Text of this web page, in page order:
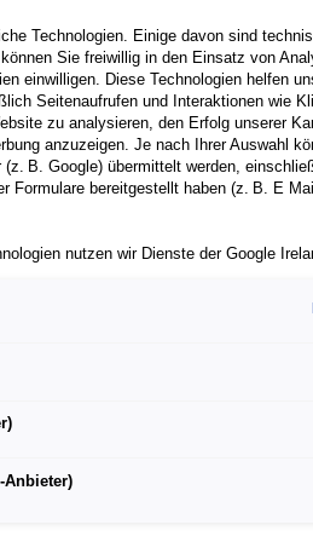
– die
Škoda Palette und überzeugt
Preis-Leistungs-
mit modernen und
in Mladá Boleslav
Technologien. Einige davon sind
Sie freiwillig in den Einsatz von
einwilligen. Diese Technologien helfen
Seitenaufrufen und Interaktionen wie
zu analysieren, den Erfolg unserer
anzuzeigen. Je nach Ihrer Auswahl
B. Google) übermittelt werden,
Formulare bereitgestellt haben (z. B. E
nutzen wir Dienste der Google
Zugriffe und eingeschränkte
werden. Die Übermittlung
unsere Website gelangen und Marketing
bzw. im Falle eines Porsche
Anbieter)